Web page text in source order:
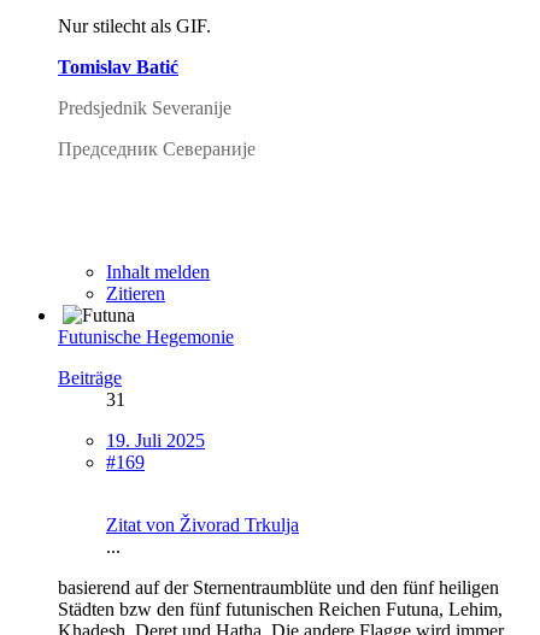
Nur stilecht als GIF.
Tomislav Batić
Predsjednik Severanije
Председник Севераније
Inhalt melden
Zitieren
Futunische Hegemonie
Beiträge
31
19. Juli 2025
#169
Zitat von Živorad Trkulja
...
basierend auf der Sternentraumblüte und den fünf heiligen
Städten bzw den fünf futunischen Reichen Futuna, Lehim,